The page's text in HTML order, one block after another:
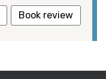
Book review